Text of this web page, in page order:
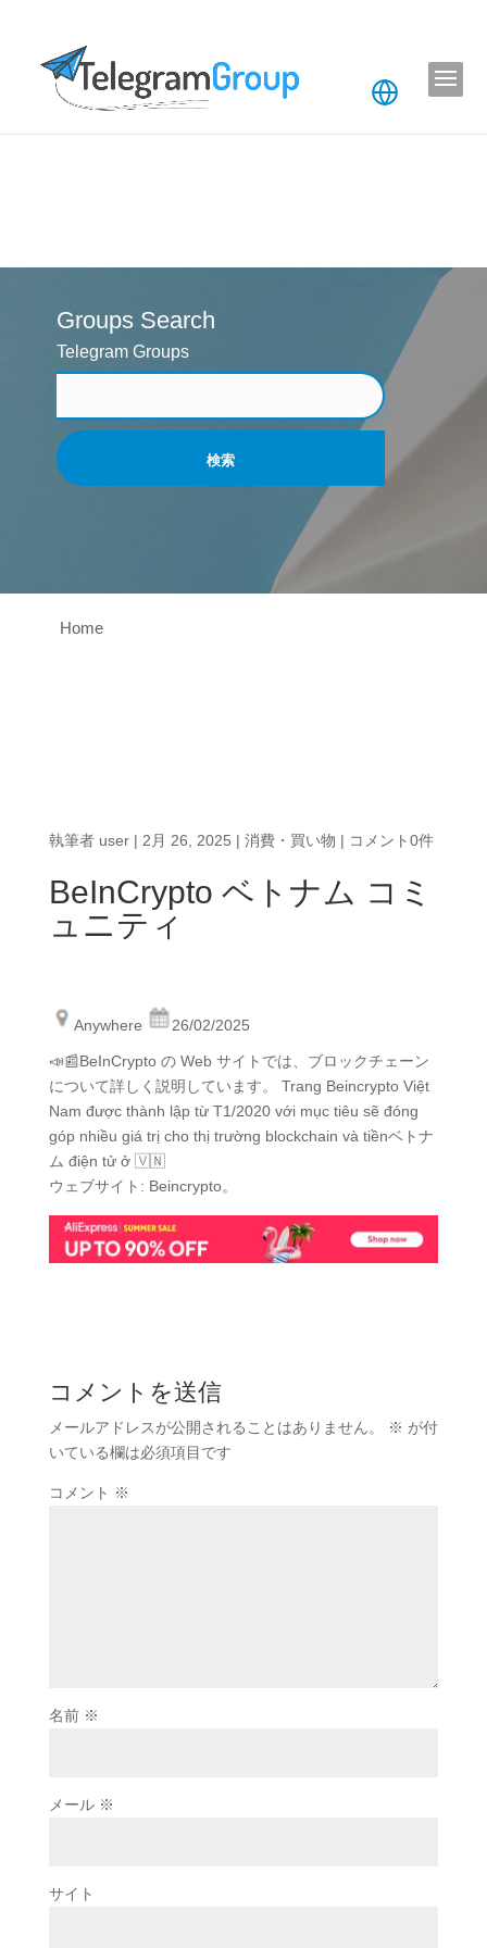
Groups Search
Telegram Groups
Home
執筆者 user| 2月 26, 2025 | 消費・買い物 | コメント0件
BeInCrypto ベトナム コミ
ュニティ
Anywhere 26/02/2025
📣📰BeInCrypto の Web サイトでは、ブロックチェーン
について詳しく説明しています。 Trang Beincrypto Việt
Nam được thành lập từ T1/2020 với mục tiêu sẽ đóng
góp nhiều giá trị cho thị trường blockchain và tiềnベトナ
ム điện tử ở 🇻🇳
ウェブサイト: Beincrypto。
コメントを送信
メールアドレスが公開されることはありません。 ※ が付
いている欄は必須項目です
コメント ※
名前 ※
メール ※
サイト